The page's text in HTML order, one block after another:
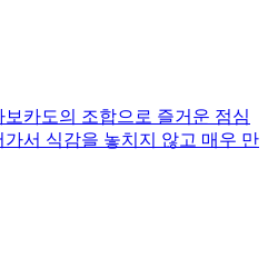
카도의 조합으로 즐거운 점심
서 식감을 놓치지 않고 매우 만